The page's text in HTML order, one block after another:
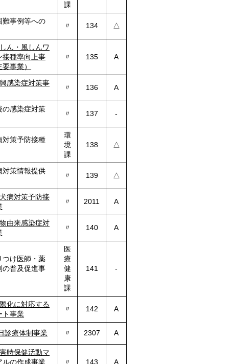
課
難事例等への
〃 134 △
ん・風しんワ
接種率向上事
事業）
〃 135 A
感染症対策事
〃 136 A
の感染症対策
〃 137 -
対策予防接種
環
境
課
138 △
対策情報提供
〃 139 △
病対策予防接
〃 2011 A
由来感染症対
〃 140 A
つけ医師・薬
の普及促進事
医
療
健
康
課
141 -
化に対応する
ト事業
〃 142 A
診療体制事業 〃 2307 A
時保健活動マ
ルの作成事業
〃 143 A